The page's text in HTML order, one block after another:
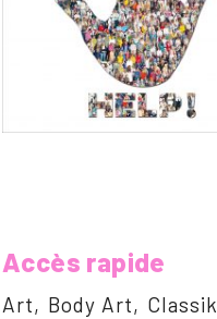
Accès rapide
Art Body Art
Classik